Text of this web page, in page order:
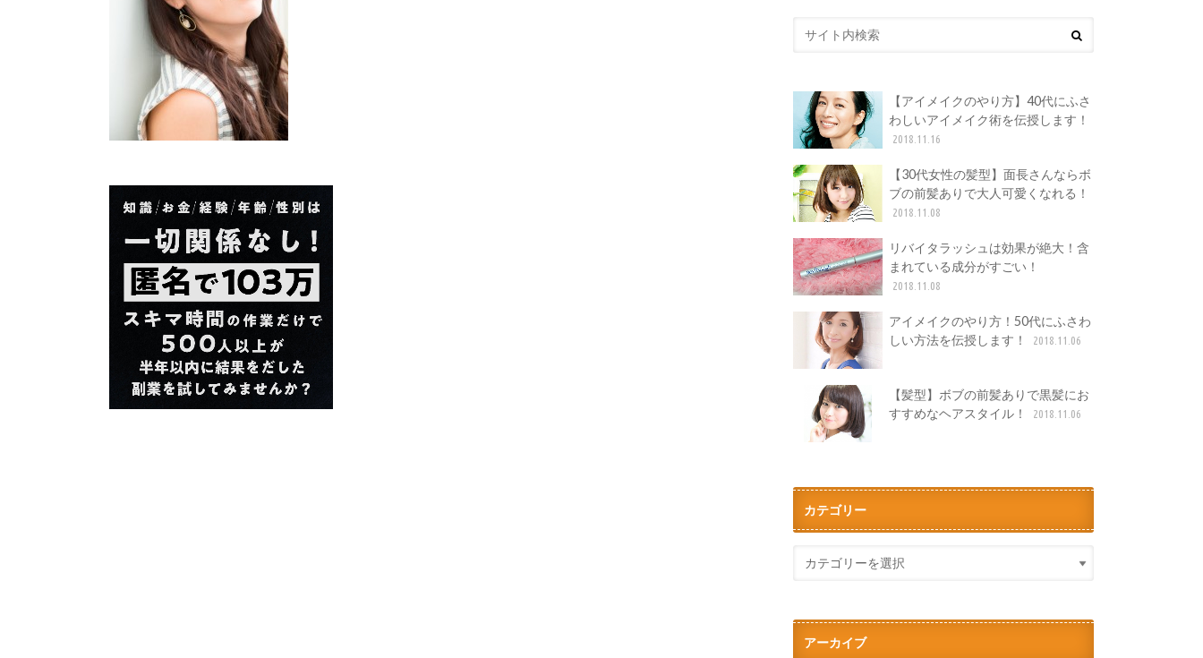
【アイメイクのやり方】40代にふさ
わしいアイメイク術を伝授します！
2018.11.16
【30代女性の髪型】面長さんならボ
ブの前髪ありで大人可愛くなれる！
2018.11.08
リバイタラッシュは効果が絶大！含
まれている成分がすごい！
2018.11.08
アイメイクのやり方！50代にふさわ
しい方法を伝授します！
2018.11.06
【髪型】ボブの前髪ありで黒髪にお
すすめなヘアスタイル！
2018.11.06
カテゴリー
アーカイブ